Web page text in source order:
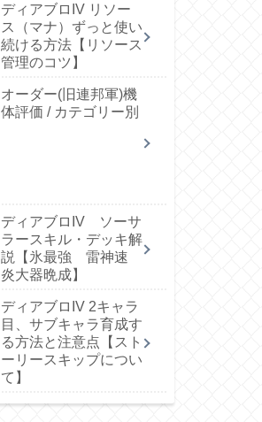
ディアブロIV リソー
ス（マナ）ずっと使い
続ける方法【リソース
管理のコツ】
オーダー(旧連邦軍)機
体評価 / カテゴリー別
ディアブロIV ソーサ
ラースキル・デッキ解
説【氷最強 雷神速
炎大器晩成】
ディアブロIV 2キャラ
目、サブキャラ育成す
る方法と注意点【スト
ーリースキップについ
て】